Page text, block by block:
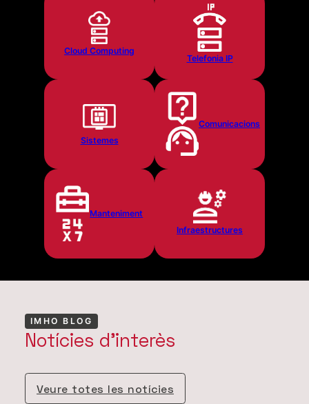
Cloud Computing
Telefonia IP
Sistemes
Comunicacions
Manteniment
Infraestructures
IMHO BLOG
Notícies d'interès
Veure totes les notícies